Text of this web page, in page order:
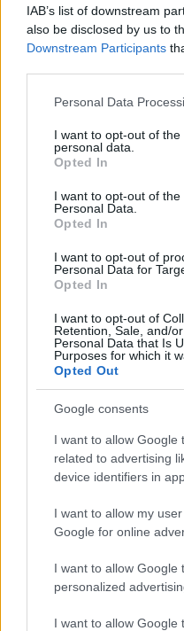
IAB’s list of downstream
also be disclosed by us to
Downstream Participants
Please note that this
not limited to your visit or
grant or deny consent to
use your data for below
consent section.
Personal Data
I want to opt-out of
personal data.
Opted In
I want to opt-out of the
Personal Data.
Opted In
I want to opt-out of
Personal Data for
Opted In
I want to opt-out of
Retention, Sale, and/
Personal Data that Is
Purposes for which it
Opted Out
Google consents
I want to allow Google
related to advertising
device identifiers in
I want to allow my
Google for online
I want to allow Google
personalized
I want to allow Google
Előző cikk
Két új fejlesztésű SCX gumit
visz Misanóba a Pirelli
Valentino Rossin nőttem
versenyzőm. De a MotoGP
egyetemes
végzettségem szerint
alapvetően
-